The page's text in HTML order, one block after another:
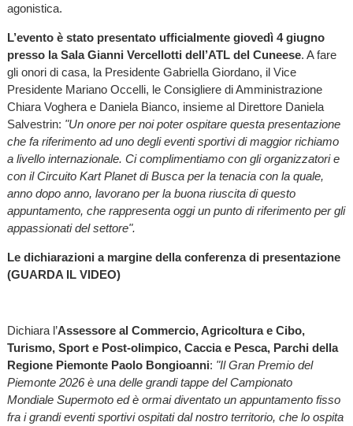
agonistica.
L’evento è stato presentato ufficialmente giovedì 4 giugno
presso la Sala Gianni Vercellotti dell’ATL del Cuneese. A fare
gli onori di casa, la Presidente Gabriella Giordano, il Vice
Presidente Mariano Occelli, le Consigliere di Amministrazione
Chiara Voghera e Daniela Bianco, insieme al Direttore Daniela
Salvestrin: "Un onore per noi poter ospitare questa presentazione
che fa riferimento ad uno degli eventi sportivi di maggior richiamo
a livello internazionale. Ci complimentiamo con gli organizzatori e
con il Circuito Kart Planet di Busca per la tenacia con la quale,
anno dopo anno, lavorano per la buona riuscita di questo
appuntamento, che rappresenta oggi un punto di riferimento per gli
appassionati del settore".
Le dichiarazioni a margine della conferenza di presentazione
(GUARDA IL VIDEO)
Dichiara l’Assessore al Commercio, Agricoltura e Cibo,
Turismo, Sport e Post-olimpico, Caccia e Pesca, Parchi della
Regione Piemonte Paolo Bongioanni: "Il Gran Premio del
Piemonte 2026 è una delle grandi tappe del Campionato
Mondiale Supermoto ed è ormai diventato un appuntamento fisso
fra i grandi eventi sportivi ospitati dal nostro territorio, che lo ospita